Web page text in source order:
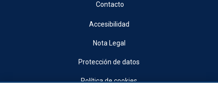
Contacto
Accesibilidad
Nota Legal
Protección de datos
Política de cookies